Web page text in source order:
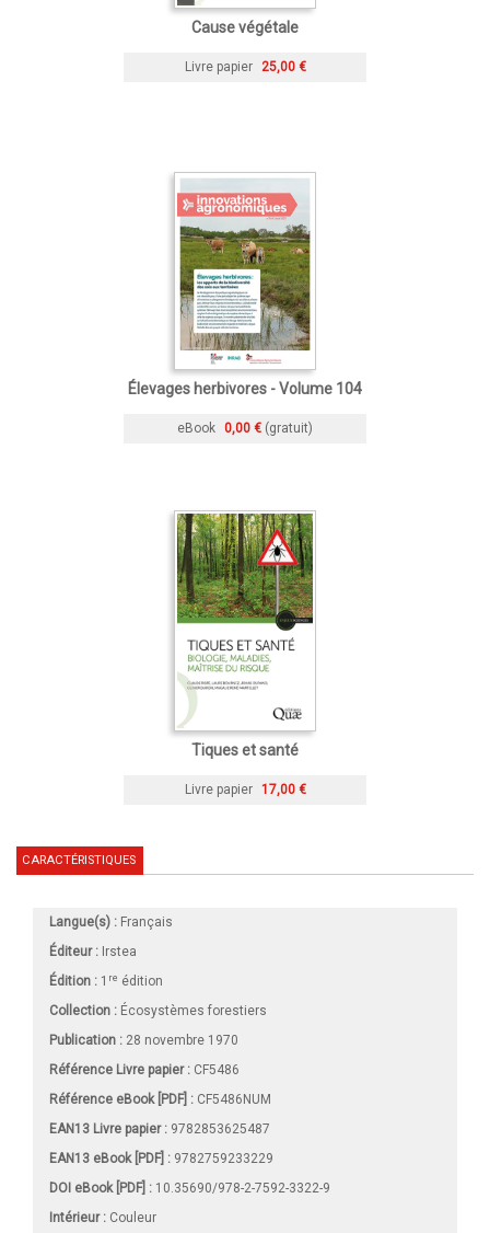
Cause végétale
Livre papier 25,00 €
Élevages herbivores - Volume 104
eBook 0,00 € (gratuit)
Tiques et santé
Livre papier 17,00 €
CARACTÉRISTIQUES
Langue(s) : Français
Éditeur : Irstea
Édition : 1 re édition
Collection : Écosystèmes forestiers
Publication : 28 novembre 1970
Référence Livre papier : CF5486
Référence eBook [PDF] : CF5486NUM
EAN13 Livre papier : 9782853625487
EAN13 eBook [PDF] : 9782759233229
DOI eBook [PDF] : 10.35690/978-2-7592-3322-9
Intérieur : Couleur